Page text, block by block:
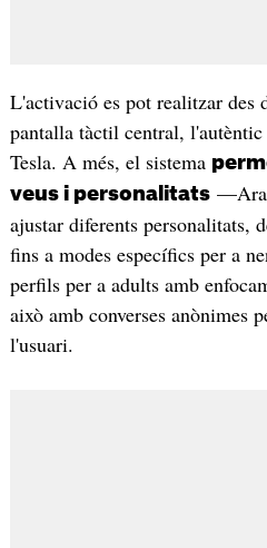
L'activació es pot realitzar des
pantalla tàctil central,
Tesla. A més, el sistema
veus i personalitats—Ara,
ajustar diferents personalitats,
fins a modes específics per a
perfils per a adults amb
això amb converses anònimes
l'usuari.